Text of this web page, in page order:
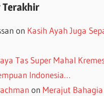
Terakhir
on Kasih Ayah Juga
Tas Super Mahal
Indonesia…
on Merajut